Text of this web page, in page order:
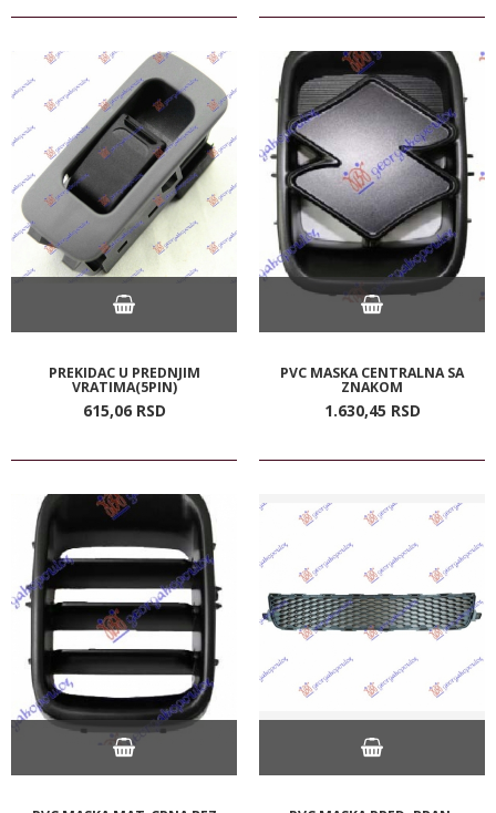
PREKIDAC U PREDNJIM
VRATIMA(5PIN)
615,06 RSD
PVC MASKA CENTRALNA SA
ZNAKOM
1.630,45 RSD